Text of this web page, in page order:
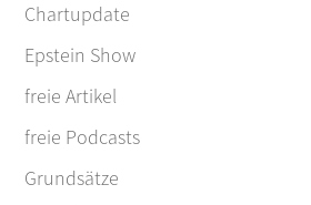
Chartupdate
Epstein Show
freie Artikel
freie Podcasts
Grundsätze